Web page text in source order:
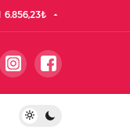
6.856,23₺